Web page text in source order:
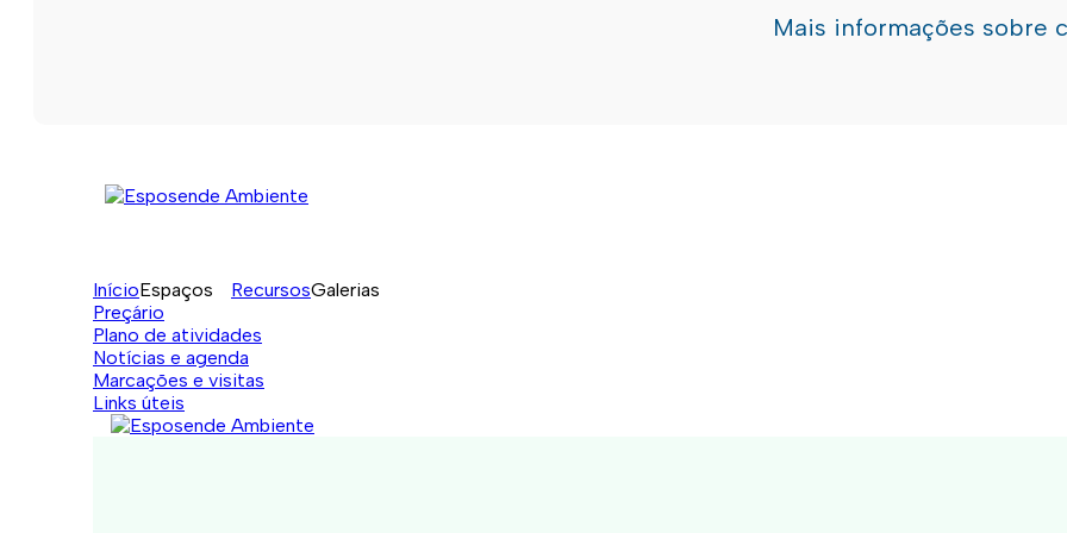
Mais informações sobre
InícioEspaços RecursosGalerias
Preçário
Plano de atividades
Notícias e agenda
Marcações e visitas
Links úteis